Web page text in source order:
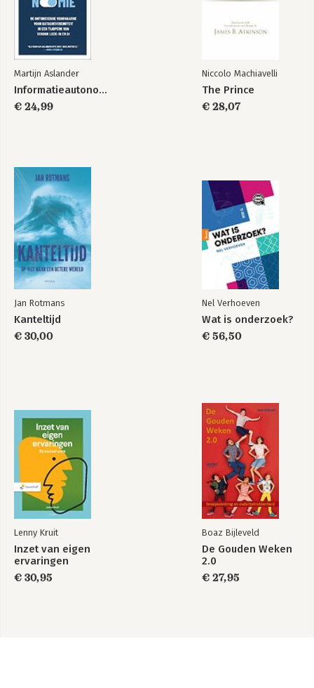
Martijn Aslander
Informatieautonomie
€ 24,99
Niccolo Machiavelli
The Prince
€ 28,07
Jan Rotmans
Kanteltijd
€ 30,00
Nel Verhoeven
Wat is onderzoek?
€ 56,50
Lenny Kruit
Inzet van eigen
ervaringen
€ 30,95
Boaz Bijleveld
De Gouden Weken
2.0
€ 27,95